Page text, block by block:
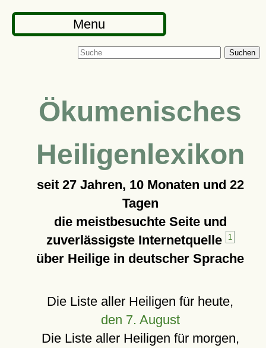
Menu
Suchen
Ökumenisches
Heiligenlexikon
seit 27 Jahren, 10 Monaten und 22
Tagen
die meistbesuchte Seite und
zuverlässigste Internetquelle
1
über Heilige in deutscher Sprache
Die Liste aller Heiligen für heute,
den 7. August
Die Liste aller Heiligen für morgen,